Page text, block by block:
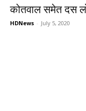
कोतवाल समेत दस
HDNews - July 5, 2020